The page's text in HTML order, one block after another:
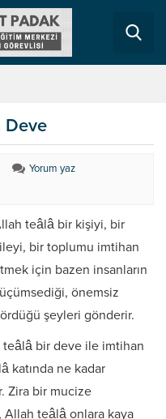
Deve
Yorum yaz
teâlâ bir kişiyi, bir
bir toplumu imtihan
için bazen insanların
önemsiz
şeyleri gönderir.
bir deve ile imtihan
katında ne kadar
Zira bir mucize
Allah teâlâ onlara kaya